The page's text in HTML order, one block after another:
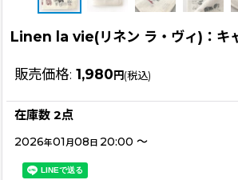
Linen la vie(リネン ラ・ヴィ)：キ
販売価格: 1,980円(税込)
在庫数 2点
2026年01月 08日 20:00 ～